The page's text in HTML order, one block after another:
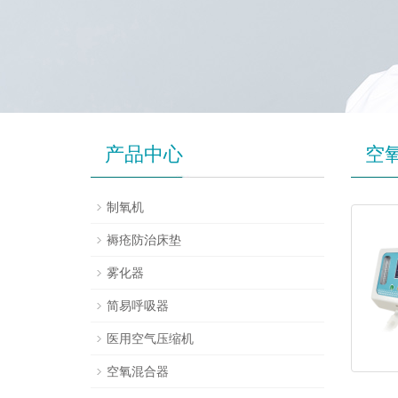
空
产品中心
制氧机
褥疮防治床垫
雾化器
简易呼吸器
医用空气压缩机
空氧混合器